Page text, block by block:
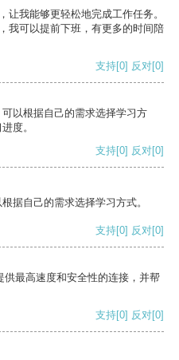
让我能够更轻松地完成工作任务。
我可以提前下班，有更多的时间陪
支持[0] 反对[0]
以根据自己的需求选择学习方
度。
支持[0] 反对[0]
据自己的需求选择学习方式。
支持[0] 反对[0]
最高速度和安全性的连接，并帮
支持[0] 反对[0]